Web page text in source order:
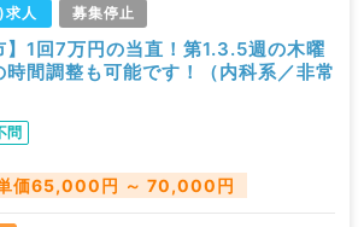
求人 募集停止
】1回7万円の当直！第1.3.5週の木曜
間調整も可能です！（内科系／非常
問
価65,000円 ～ 70,000円